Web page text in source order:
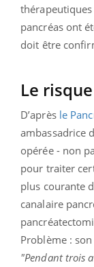
pancréas ont
doit être
Le
D’après le
ambassadrice
opérée - non
pour traiter
plus courante
canalaire
Problème :
"Pendant trois